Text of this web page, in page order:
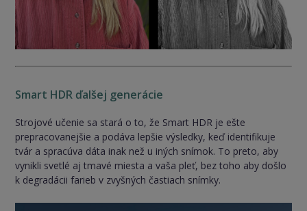
Smart HDR ďalšej generácie
Strojové učenie sa stará o to, že Smart HDR je ešte
prepracovanejšie a podáva lepšie výsledky, keď identifikuje
tvár a spracúva dáta inak než u iných snímok. To preto, aby
vynikli svetlé aj tmavé miesta a vaša pleť, bez toho aby došlo
k degradácii farieb v zvyšných častiach snímky.